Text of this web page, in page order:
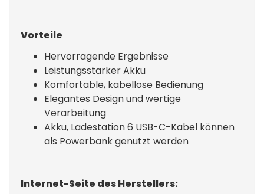
Vorteile
Hervorragende Ergebnisse
Leistungsstarker Akku
Komfortable, kabellose Bedienung
Elegantes Design und wertige
Verarbeitung
Akku, Ladestation 6 USB-C-Kabel können
als Powerbank genutzt werden
Internet-Seite des Herstellers: